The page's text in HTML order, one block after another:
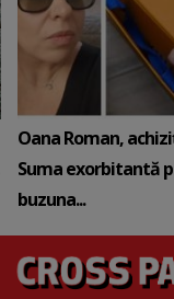
Oana Roman,
Suma exorbitantă
buzuna...